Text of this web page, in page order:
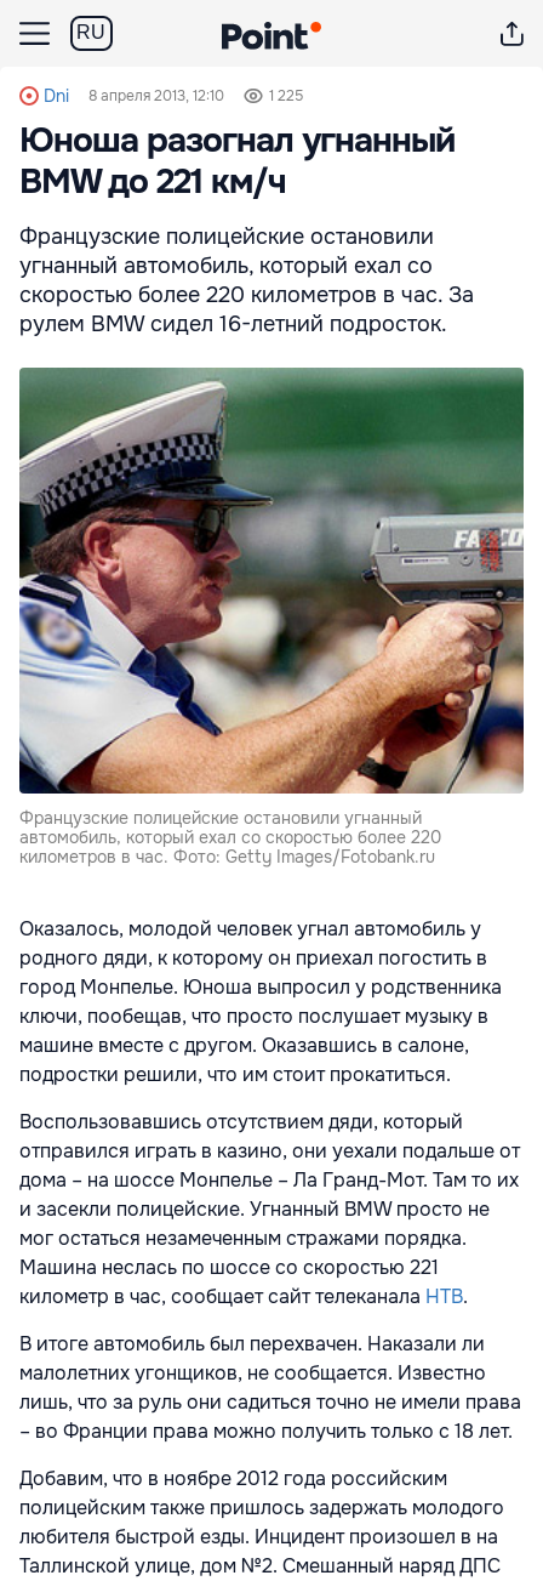
RU
Dni 8 апреля 2013, 12:10 1 225
Юноша разогнал угнанный
BMW до 221 км/ч
Французские полицейские остановили
угнанный автомобиль, который ехал со
скоростью более 220 километров в час. За
рулем BMW сидел 16-летний подросток.
Французские полицейские остановили угнанный
автомобиль, который ехал со скоростью более 220
километров в час. Фото: Getty Images/Fotobank.ru
Оказалось, молодой человек угнал автомобиль у
родного дяди, к которому он приехал погостить в
город Монпелье. Юноша выпросил у родственника
ключи, пообещав, что просто послушает музыку в
машине вместе с другом. Оказавшись в салоне,
подростки решили, что им стоит прокатиться.
Воспользовавшись отсутствием дяди, который
отправился играть в казино, они уехали подальше от
дома – на шоссе Монпелье – Ла Гранд-Мот. Там то их
и засекли полицейские. Угнанный BMW просто не
мог остаться незамеченным стражами порядка.
Машина неслась по шоссе со скоростью 221
километр в час, сообщает сайт телеканала НТВ.
В итоге автомобиль был перехвачен. Наказали ли
малолетних угонщиков, не сообщается. Известно
лишь, что за руль они садиться точно не имели права
– во Франции права можно получить только с 18 лет.
Добавим, что в ноябре 2012 года российским
полицейским также пришлось задержать молодого
любителя быстрой езды. Инцидент произошел в на
Таллинской улице, дом №2. Смешанный наряд ДПС